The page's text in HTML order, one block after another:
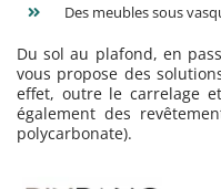
Des meubles sous
Du sol au plafond, en
vous propose des
effet, outre le carrelage
également des
polycarbonate).